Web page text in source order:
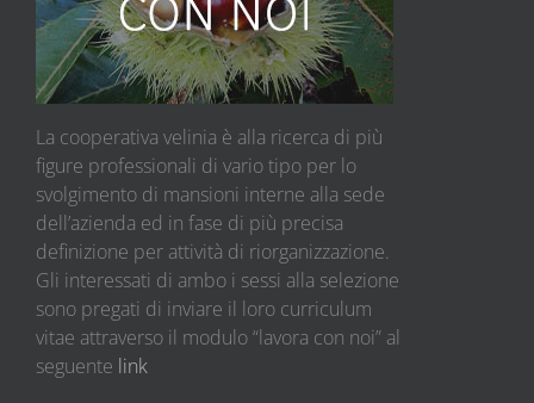
La cooperativa velinia è alla ricerca di più
figure professionali di vario tipo per lo
svolgimento di mansioni interne alla sede
dell’azienda ed in fase di più precisa
definizione per attività di riorganizzazione.
Gli interessati di ambo i sessi alla selezione
sono pregati di inviare il loro curriculum
vitae attraverso il modulo “lavora con noi” al
seguente link